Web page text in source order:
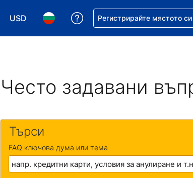
USD
Избор на валута. Избрана валута -
Избор на език. Избран език -
Помощ с резервацията ви
Регистрирайте мястото
Често задавани
Търси
FAQ ключова дума или тема